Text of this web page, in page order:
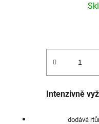
Intenzivně
dodává